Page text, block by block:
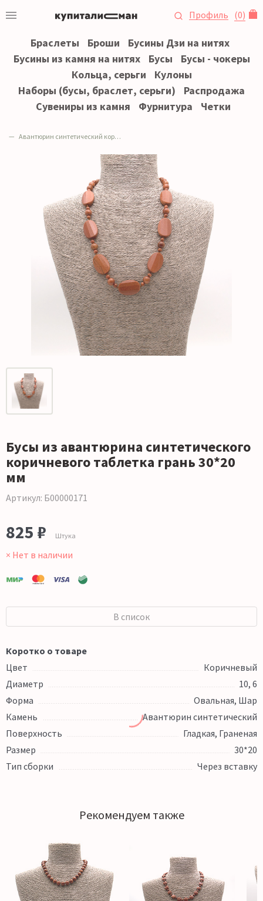
Профиль (0)
Браслеты Броши
Бусины Дзи на нитях
Бусины из камня на нитях
Бусы
Бусы - чокеры
Кольца, серьги
Кулоны
Наборы (бусы, браслет, серьги)
Распродажа
Сувениры из камня
Фурнитура Четки
Авантюрин синтетический коричневый
Бусы из авантюрина синтетического
коричневого таблетка грань 30*20
мм
Артикул: Б00000171
825 ₽ Штука
× Нет в наличии
В список
Коротко о товаре
Цвет
Коричневый
Диаметр
10, 6
Форма
Овальная, Шар
Камень
Авантюрин синтетический
Поверхность
Гладкая, Граненая
Размер
30*20
Тип сборки
Через вставку
Рекомендуем также